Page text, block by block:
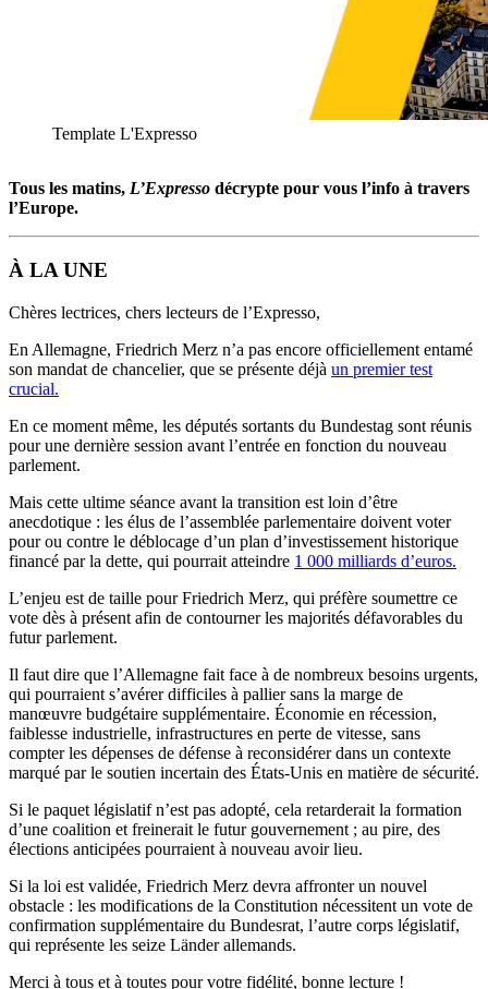
Template L'Expresso
Tous les matins, L’Expresso décrypte pour vous l’info à travers
l’Europe.
À LA UNE
Chères lectrices, chers lecteurs de l’Expresso,
En Allemagne, Friedrich Merz n’a pas encore officiellement entamé
son mandat de chancelier, que se présente déjà un premier test
crucial.
En ce moment même, les députés sortants du Bundestag sont réunis
pour une dernière session avant l’entrée en fonction du nouveau
parlement.
Mais cette ultime séance avant la transition est loin d’être
anecdotique : les élus de l’assemblée parlementaire doivent voter
pour ou contre le déblocage d’un plan d’investissement historique
financé par la dette, qui pourrait atteindre 1 000 milliards d’euros.
L’enjeu est de taille pour Friedrich Merz, qui préfère soumettre ce
vote dès à présent afin de contourner les majorités défavorables du
futur parlement.
Il faut dire que l’Allemagne fait face à de nombreux besoins urgents,
qui pourraient s’avérer difficiles à pallier sans la marge de
manœuvre budgétaire supplémentaire. Économie en récession,
faiblesse industrielle, infrastructures en perte de vitesse, sans
compter les dépenses de défense à reconsidérer dans un contexte
marqué par le soutien incertain des États-Unis en matière de sécurité.
Si le paquet législatif n’est pas adopté, cela retarderait la formation
d’une coalition et freinerait le futur gouvernement ; au pire, des
élections anticipées pourraient à nouveau avoir lieu.
Si la loi est validée, Friedrich Merz devra affronter un nouvel
obstacle : les modifications de la Constitution nécessitent un vote de
confirmation supplémentaire du Bundesrat, l’autre corps législatif,
qui représente les seize Länder allemands.
Merci à tous et à toutes pour votre fidélité, bonne lecture !